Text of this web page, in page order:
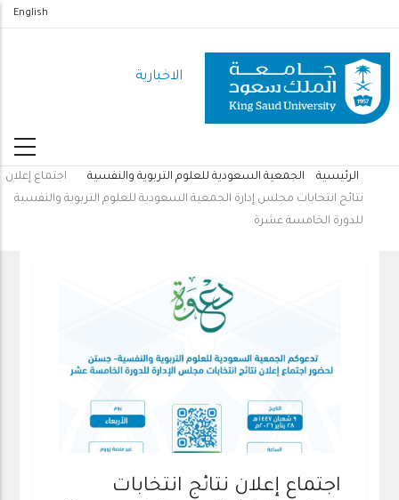
المحتوى
الرئيسي
English
الاخبارية
مسار
التنقل
الرئيسية الجمعية السعودية للعلوم التربوية والنفسية
اجتماع إعلان
نتائج انتخابات مجلس إدارة الجمعية السعودية للعلوم التربوية والنفسية
للدورة الخامسة عشرة
اجتماع إعلان نتائج انتخابات